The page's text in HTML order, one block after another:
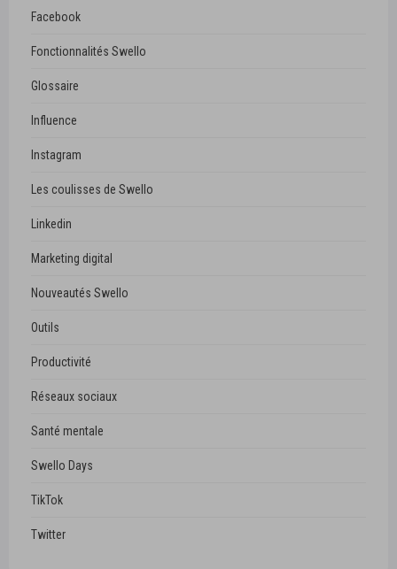
Facebook
Fonctionnalités Swello
Glossaire
Influence
Instagram
Les coulisses de Swello
Linkedin
Marketing digital
Nouveautés Swello
Outils
Productivité
Réseaux sociaux
Santé mentale
Swello Days
TikTok
Twitter